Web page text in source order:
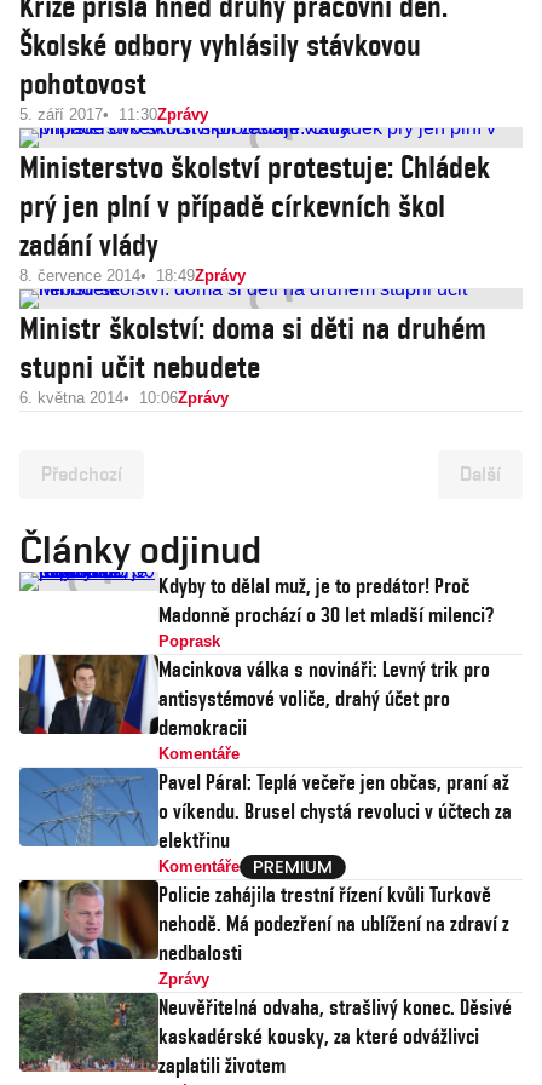
Školské odbory vyhlásily stávkovou
pohotovost
5. září 2017 11:30Zprávy
Ministerstvo školství protestuje: Chládek
prý jen plní v případě církevních škol
zadání vlády
8. července 2014 18:49Zprávy
Ministr školství: doma si děti na druhém
stupni učit nebudete
6. května 2014 10:06Zprávy
Předchozí Další
Články odjinud
Kdyby to dělal muž, je to predátor! Proč
Madonně prochází o 30 let mladší milenci?
Poprask
Macinkova válka s novináři: Levný trik pro
antisystémové voliče, drahý účet pro
demokracii
Komentáře
Pavel Páral: Teplá večeře jen občas, praní až
o víkendu. Brusel chystá revoluci v účtech za
elektřinu
Komentáře
Policie zahájila trestní řízení kvůli Turkově
nehodě. Má podezření na ublížení na zdraví z
nedbalosti
Zprávy
Neuvěřitelná odvaha, strašlivý konec. Děsivé
kaskadérské kousky, za které odvážlivci
zaplatili životem